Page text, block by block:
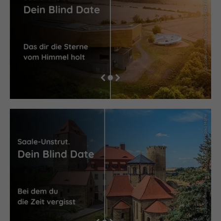
(c) Saale-Unstrut Tourismus GmbH / Foto Falko Matte